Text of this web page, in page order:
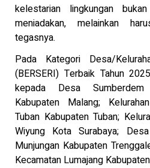
kelestarian lingkungan
meniadakan, melainkan
tegasnya.
Pada Kategori Desa/
(BERSERI) Terbaik Tahun
kepada Desa Sumberdem
Kabupaten Malang;
Tuban Kabupaten Tuban;
Wiyung Kota Surabaya;
Munjungan Kabupaten
Kecamatan Lumajang